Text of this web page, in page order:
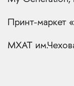
Принт-маркет
МХАТ